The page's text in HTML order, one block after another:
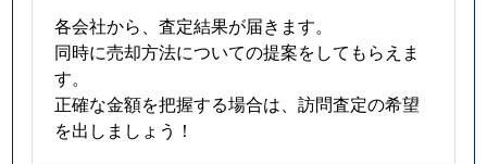
各会社から、査定結果が届きます。
同時に売却方法についての提案をしてもらえま
す。
正確な金額を把握する場合は、訪問査定の希望
を出しましょう！